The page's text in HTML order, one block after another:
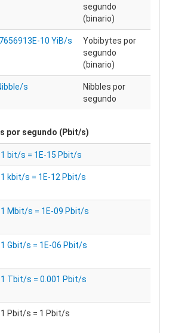
segundo
(binario)
10 YiB/s
Yobibytes por
segundo
(binario)
s
Nibbles por
segundo
por segundo (Pbit/s)
1 bit/s = 1E-15 Pbit/s
1 kbit/s = 1E-12 Pbit/s
1 Mbit/s = 1E-09 Pbit/s
1 Gbit/s = 1E-06 Pbit/s
1 Tbit/s = 0.001 Pbit/s
1 Pbit/s = 1 Pbit/s